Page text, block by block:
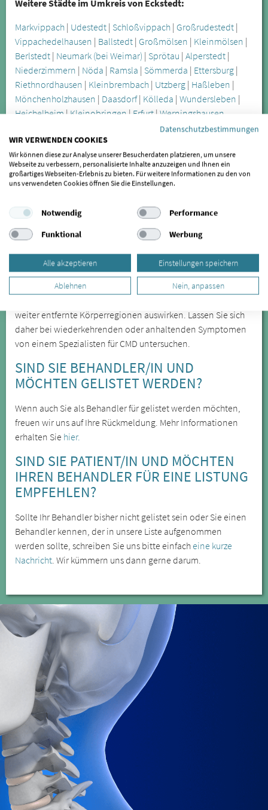
Weitere Städte im Umkreis von Eckstedt:
Markvippach | Udestedt | Schloßvippach | Großrudestedt |
Vippachedelhausen | Ballstedt | Großmölsen | Kleinmölsen |
Berlstedt | Neumark (bei Weimar) | Sprötau | Alperstedt |
Niederzimmern | Nöda | Ramsla | Sömmerda | Ettersburg |
Riethnordhausen | Kleinbrembach | Utzberg | Haßleben |
Mönchenholzhausen | Daasdorf| Kölleda | Wundersleben |
Heichelheim | Kleinobringen | Erfurt | Werningshausen
Die Craniomandibuläre Dysfunktion wird oft erst spät
erkannt, lässt sich aber durch spezialisierte Behandler in
Eckstedt anhand verschiedener Symptome feststellen. Zu
den offensichtlicheren Symptomen zählen unter anderem
Kieferknacken und Zähneknirschen, die Sie in Eckstedt
behandeln lassen können. Besonders das nächtliche
Zähneknirschen führt zu Verspannungen und zu Zahnabrieb.
Zahnhälse sein.
Kieferfehlstellungen sind die Ursache für
weiter entfernte Körperregionen auswirken. Lassen Sie sich
daher bei wiederkehrenden oder anhaltenden Symptomen
von einem Spezialisten für CMD untersuchen.
SIND SIE BEHANDLER/IN UND
MÖCHTEN GELISTET WERDEN?
Wenn auch Sie als Behandler für gelistet werden möchten,
freuen wir uns auf Ihre Rückmeldung. Mehr Informationen
erhalten Sie hier.
SIND SIE PATIENT/IN UND MÖCHTEN
IHREN BEHANDLER FÜR EINE LISTUNG
EMPFEHLEN?
Sollte Ihr Behandler bisher nicht gelistet sein oder Sie einen
Behandler kennen, der in unsere Liste aufgenommen
werden sollte, schreiben Sie uns bitte einfacheine kurze
Nachricht. Wir kümmern uns dann gerne darum.
Datenschutzbestimmungen
WIR VERWENDEN COOKIES
Wir können diese zur Analyse unserer Besucherdaten platzieren, um unsere
Webseite zu verbessern, personalisierte Inhalte anzuzeigen und Ihnen ein
großartiges Webseiten-Erlebnis zu bieten. Für weitere Informationen zu den von
uns verwendeten Cookies öffnen Sie die Einstellungen.
Notwendig
Performance
Funktional
Werbung
Alle akzeptieren Einstellungen speichern
Ablehnen Nein, anpassen